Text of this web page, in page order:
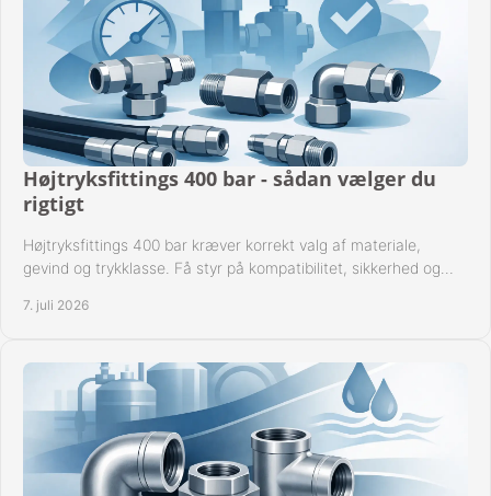
Højtryksfittings 400 bar - sådan vælger du
rigtigt
Højtryksfittings 400 bar kræver korrekt valg af materiale,
gevind og trykklasse. Få styr på kompatibilitet, sikkerhed og
7. juli 2026